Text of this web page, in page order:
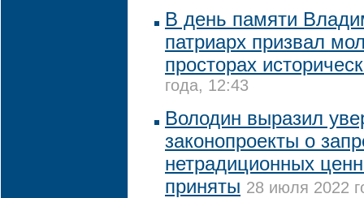
В день памяти
патриарх призвал
просторах
года, 12:43
Володин выразил
законопроекты о
нетрадиционных
приняты 28 июля 2022